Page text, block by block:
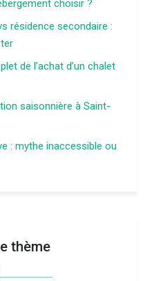
choisir ?
résidence secondaire :
de l’achat d’un chalet
saisonnière à Saint-
: mythe inaccessible ou
thème